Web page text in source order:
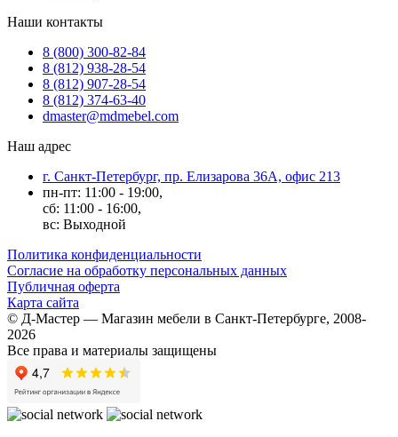
Наши контакты
8 (800) 300-82-84
8 (812) 938-28-54
8 (812) 907-28-54
8 (812) 374-63-40
dmaster@mdmebel.com
Наш адрес
г. Санкт-Петербург, пр. Елизарова 36А, офис 213
пн-пт: 11:00 - 19:00,
сб: 11:00 - 16:00,
вс: Выходной
Политика конфиденциальности
Согласие на обработку персональных данных
Публичная оферта
Карта сайта
© Д-Мастер — Магазин мебели в Санкт-Петербурге, 2008-
2026
Все права и материалы защищены